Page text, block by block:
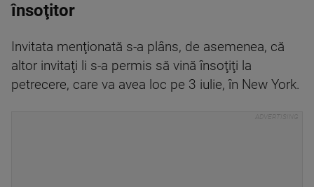
însoţitor
Invitata menţionată s-a plâns, de asemenea, că
altor invitaţi li s-a permis să vină însoţiţi la
petrecere, care va avea loc pe 3 iulie, în New York.